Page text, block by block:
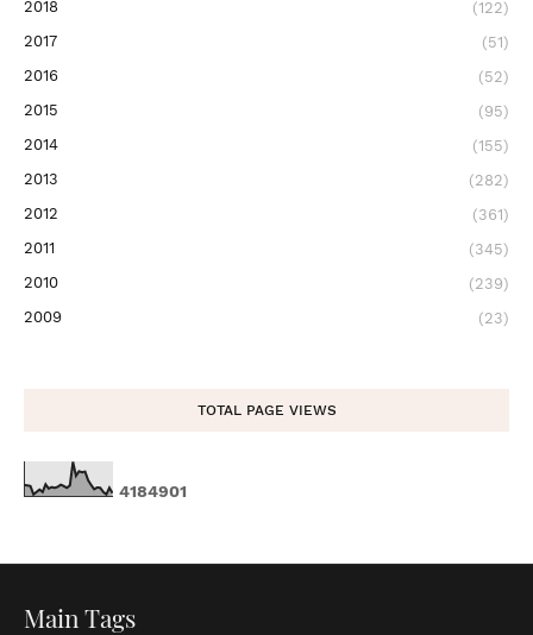
2018
(122)
2017
(51)
2016
(52)
2015
(95)
2014
(155)
2013
(282)
2012
(361)
2011
(345)
2010
(239)
2009
(23)
TOTAL PAGE VIEWS
4184901
Main Tags